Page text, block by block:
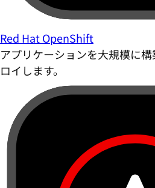
Red Hat OpenShift
アプリケーションを大規模に
ロイします。